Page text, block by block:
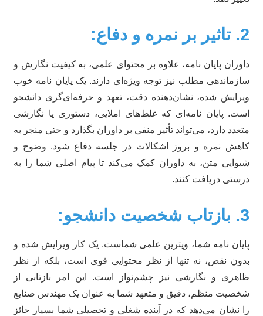
پایان نامه، علاوه بر محتوای علمی، به کیفیت نگارش و
مطلب نیز توجه ویژه‌ای دارند. یک پایان نامه خوب
شده، نشان‌دهنده دقت، تعهد و حرفه‌ای‌گری دانشجو
پایان نامه‌ای که غلط‌های املایی، دستوری یا نگارشی
دارد، می‌تواند تأثیر منفی بر داوران بگذارد و حتی منجر به
نمره و بروز اشکالات در جلسه دفاع شود. وضوح و
متن، به داوران کمک می‌کند تا پیام اصلی شما را به
دریافت کنند.
نامه شما، ویترین علمی شماست. یک کار ویرایش شده و
نقص، نه تنها از نظر محتوایی قوی است، بلکه از نظر
و نگارشی نیز چشم‌نواز است. این امر بازتابی از
منظم، دقیق و متعهد شما به عنوان یک مهندس صنایع
نشان می‌دهد که در آینده شغلی و تحصیلی شما بسیار حائز